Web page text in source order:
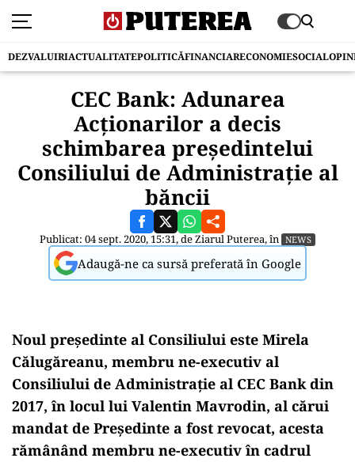
DEZVALUIRIACTUALITATEPOLITICĂFINANCIARECONOMIESOCIAL
CEC Bank: Adunarea
Acționarilor a decis
schimbarea președintelui
Consiliului de Administrație al
băncii
Publicat: 04 sept. 2020, 15:31, deZiarul Puterea, în NEWS
Adaugă-ne ca sursă preferată în Google
Noul președinte al Consiliului este Mirela
Călugăreanu, membru ne-executiv al
Consiliului de Administrație al CEC Bank din
2017, în locul lui Valentin Mavrodin, al cărui
mandat de Președinte a fost revocat, acesta
rămânând membru ne-executiv în cadrul